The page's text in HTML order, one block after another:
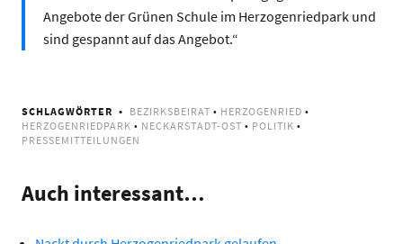
Angebote der Grünen Schule im Herzogenriedpark und
sind gespannt auf das Angebot.“
SCHLAGWÖRTER BEZIRKSBEIRAT • HERZOGENRIED •
HERZOGENRIEDPARK • NECKARSTADT-OST • POLITIK •
PRESSEMITTEILUNGEN
Auch interessant…